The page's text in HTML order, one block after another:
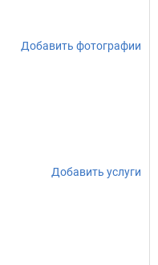
Добавить фотографии
Добавить услуги